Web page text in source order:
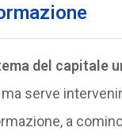
del capitale
serve
a